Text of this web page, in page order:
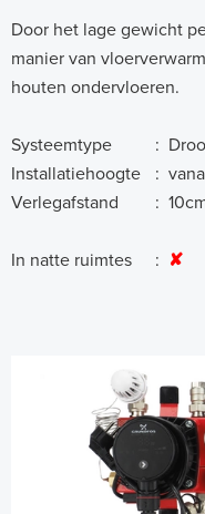
Door het lage gewicht
manier van
houten ondervloeren.
Systeemtype :
Installatiehoogte
:
Verlegafstand
:
In natte ruimtes : ✘